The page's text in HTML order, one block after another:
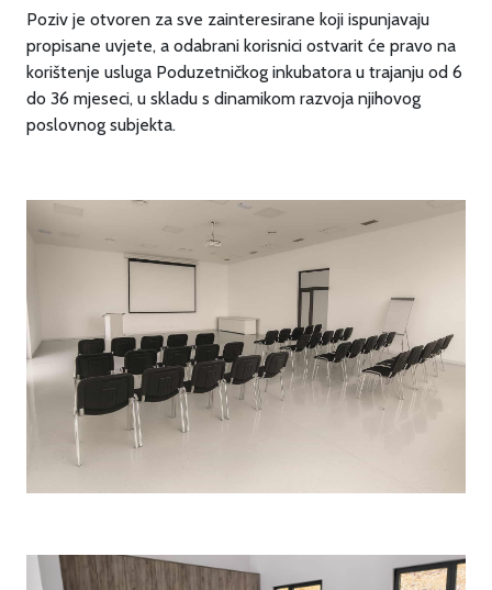
Poziv je otvoren za sve zainteresirane koji ispunjavaju
propisane uvjete, a odabrani korisnici ostvarit će pravo na
korištenje usluga Poduzetničkog inkubatora u trajanju od 6
do 36 mjeseci, u skladu s dinamikom razvoja njihovog
poslovnog subjekta.